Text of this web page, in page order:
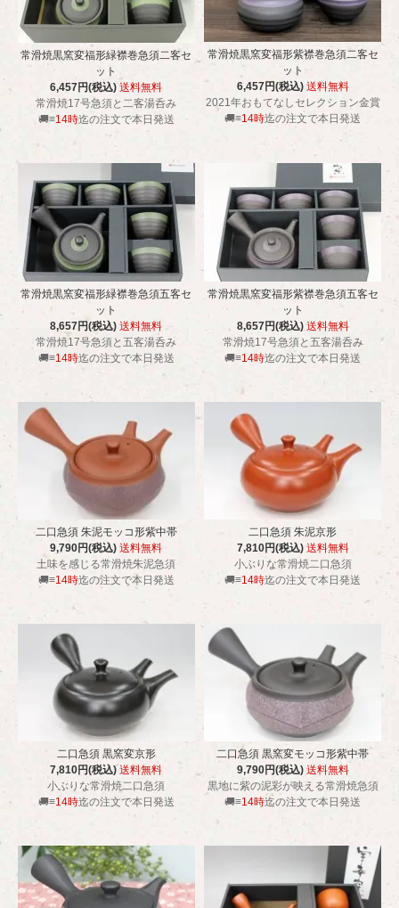
常滑焼黒窯変福形緑襟巻急須二客セ
ット
6,457円(税込)送料無料
常滑焼17号急須と二客湯呑み
🚚≡14時迄の注文で本日発送
常滑焼黒窯変福形紫襟巻急須二客セ
ット
6,457円(税込) 送料無料
2021年おもてなしセレクション金賞
🚚≡14時迄の注文で本日発送
常滑焼黒窯変福形緑襟巻急須五客セ
ット
8,657円(税込)送料無料
常滑焼17号急須と五客湯呑み
🚚≡14時迄の注文で本日発送
常滑焼黒窯変福形紫襟巻急須五客セ
ット
8,657円(税込) 送料無料
常滑焼17号急須と五客湯呑み
🚚≡14時迄の注文で本日発送
二口急須 朱泥モッコ形紫中帯
9,790円(税込)送料無料
土味を感じる常滑焼朱泥急須
🚚≡14時迄の注文で本日発送
二口急須 朱泥京形
7,810円(税込) 送料無料
小ぶりな常滑焼二口急須
🚚≡14時迄の注文で本日発送
二口急須 黒窯変京形
7,810円(税込)送料無料
小ぶりな常滑焼二口急須
🚚≡14時迄の注文で本日発送
二口急須 黒窯変モッコ形紫中帯
9,790円(税込) 送料無料
黒地に紫の泥彩が映える常滑焼急須
🚚≡14時迄の注文で本日発送